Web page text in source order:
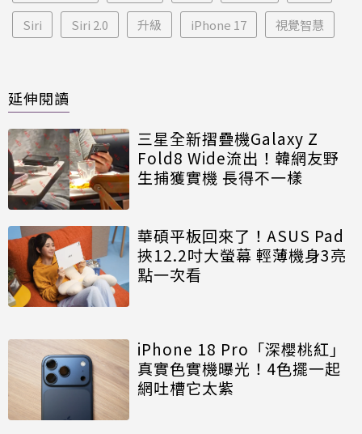
Siri Siri 2.0 升級 iPhone 17 視覺智慧
延伸閱讀
三星全新摺疊機Galaxy Z
Fold8 Wide流出！韓網友野
生捕獲實機 長得不一樣
華碩平板回來了！ASUS Pad
挾12.2吋大螢幕 輕薄機身3亮
點一次看
iPhone 18 Pro「深櫻桃紅」
真實色實機曝光！4色擺一起
網吐槽它太紫